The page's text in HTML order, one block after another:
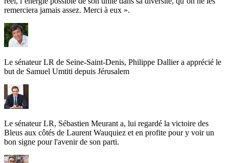
remerciera jamais assez. Merci à eux ».
Le sénateur LR de Seine-Saint-Denis, Philippe Dallier a apprécié le
but de Samuel Umtiti depuis Jérusalem
Le sénateur LR, Sébastien Meurant a, lui regardé la victoire des
Bleus aux côtés de Laurent Wauquiez et en profite pour y voir un
bon signe pour l'avenir de son parti.